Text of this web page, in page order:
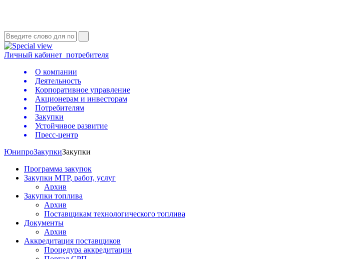
Личный кабинет потребителя
О компании
Деятельность
Корпоративное управление
Акционерам и инвесторам
Потребителям
Закупки
Устойчивое развитие
Пресс-центр
ЮнипроЗакупкиЗакупки
Программа закупок
Закупки МТР, работ, услуг
Архив
Закупки топлива
Архив
Поставщикам технологического топлива
Документы
Архив
Аккредитация поставщиков
Процедура аккредитации